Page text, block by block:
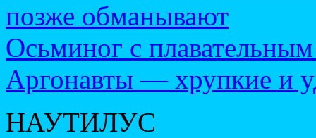
позже обманывают
Осьминог с
Аргонавты — хрупкие и
НАУТИЛУС